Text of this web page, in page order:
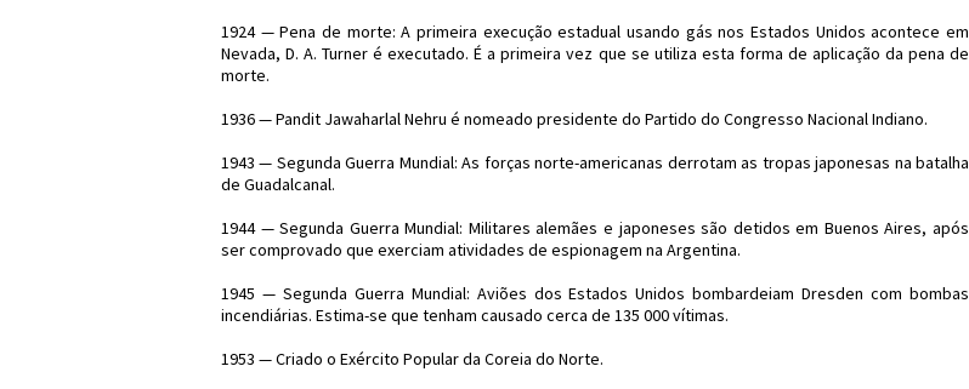
1924 — Pena de morte: A primeira execução estadual usando gás nos Estados Unidos acontece em
Nevada, D. A. Turner é executado. É a primeira vez que se utiliza esta forma de aplicação da pena de
morte.
1936 — Pandit Jawaharlal Nehru é nomeado presidente do Partido do Congresso Nacional Indiano.
1943 — Segunda Guerra Mundial: As forças norte-americanas derrotam as tropas japonesas na batalha
de Guadalcanal.
1944 — Segunda Guerra Mundial: Militares alemães e japoneses são detidos em Buenos Aires, após
ser comprovado que exerciam atividades de espionagem na Argentina.
1945 — Segunda Guerra Mundial: Aviões dos Estados Unidos bombardeiam Dresden com bombas
incendiárias. Estima-se que tenham causado cerca de 135 000 vítimas.
1953 — Criado o Exército Popular da Coreia do Norte.